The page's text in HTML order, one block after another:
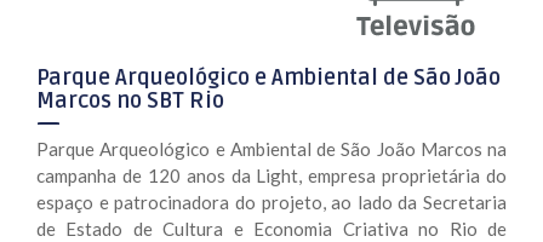
Parque Arqueológico e Ambiental de São João
Marcos no SBT Rio
Parque Arqueológico e Ambiental de São João Marcos na
campanha de 120 anos da Light, empresa proprietária do
espaço e patrocinadora do projeto, ao lado da Secretaria
de Estado de Cultura e Economia Criativa no Rio de